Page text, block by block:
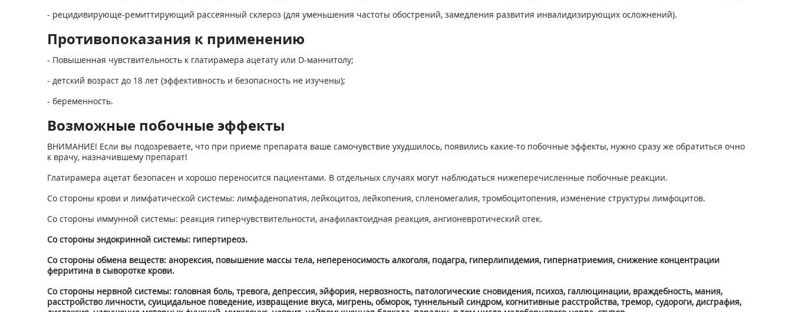
- рецидивирующе-ремиттирующий рассеянный склероз (для уменьшения частоты обострений, замедления развития инвалидизирующих осложнений).
Противопоказания к применению
- Повышенная чувствительность к глатирамера ацетату или D-маннитолу;
- детский возраст до 18 лет (эффективность и безопасность не изучены);
- беременность.
Возможные побочные эффекты
ВНИМАНИЕ! Если вы подозреваете, что при приеме препарата ваше самочувствие ухудшилось, появились какие-то побочные эффекты, нужно сразу же обратиться очно
к врачу, назначившему препарат!
Глатирамера ацетат безопасен и хорошо переносится пациентами. В отдельных случаях могут наблюдаться нижеперечисленные побочные реакции.
Со стороны крови и лимфатической системы: лимфаденопатия, лейкоцитоз, лейкопения, спленомегалия, тромбоцитопения, изменение структуры лимфоцитов.
Со стороны иммунной системы: реакция гиперчувствительности, анафилактоидная реакция, ангионевротический отек.
Со стороны эндокринной системы: гипертиреоз.
Со стороны обмена веществ: анорексия, повышение массы тела, непереносимость алкоголя, подагра, гиперлипидемия, гипернатриемия, снижение концентрации
ферритина в сыворотке крови.
Со стороны нервной системы: головная боль, тревога, депрессия, эйфория, нервозность, патологические сновидения, психоз, галлюцинации, враждебность, мания,
расстройство личности, суицидальное поведение, извращение вкуса, мигрень, обморок, туннельный синдром, когнитивные расстройства, тремор, судороги, дисграфия,